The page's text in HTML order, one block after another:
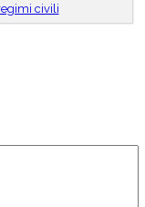
civili